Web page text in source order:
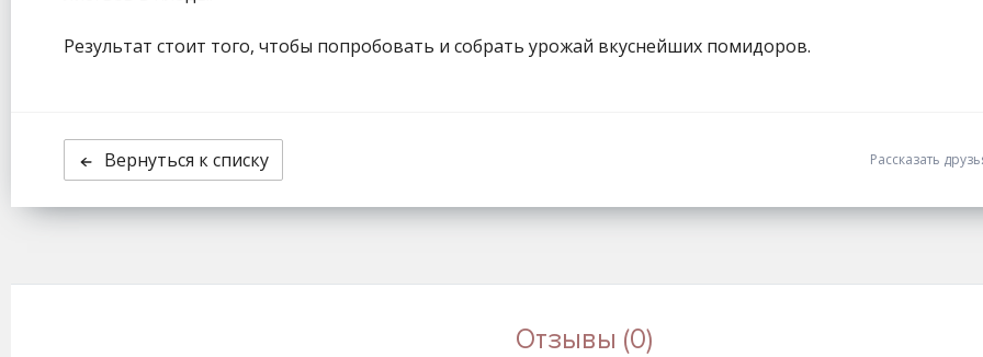
Результат стоит того, чтобы попробовать и собрать урожай вкуснейших помидоров.
Вернуться к списку Рассказать
Отзывы (0)